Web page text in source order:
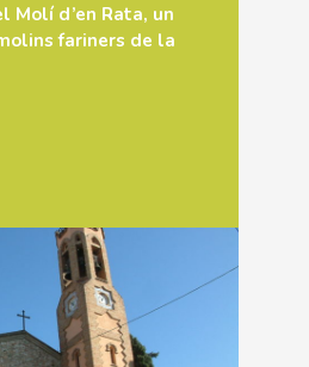
Molí d’en Rata, un
fariners de la